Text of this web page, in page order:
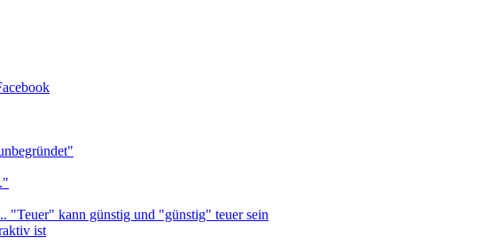
"Teuer" kann günstig und "günstig" teuer sein
ist